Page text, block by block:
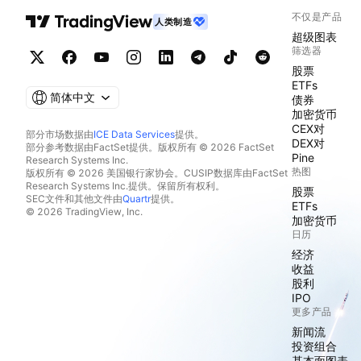
人类制造
简体中文
部分市场数据由ICE Data Services提供。
部分参考数据由FactSet提供。版权所有 © 2026 FactSet
Research Systems Inc.
版权所有 © 2026 美国银行家协会。CUSIP数据库由FactSet
Research Systems Inc.提供。保留所有权利。
SEC文件和其他文件由Quartr提供。
© 2026 TradingView, Inc.
不仅是产品
超级图表
筛选器
股票
ETFs
债券
加密货币
CEX对
DEX对
Pine
热图
股票
ETFs
加密货币
日历
经济
收益
股利
IPO
更多产品
新闻流
投资组合